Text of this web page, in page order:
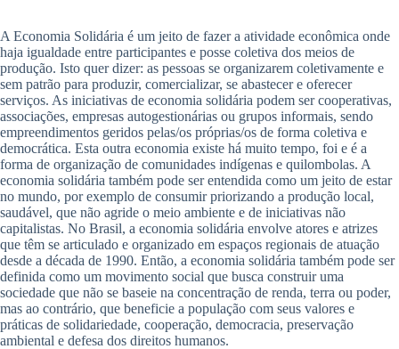
A Economia Solidária é um jeito de fazer a atividade econômica onde
haja igualdade entre participantes e posse coletiva dos meios de
produção. Isto quer dizer: as pessoas se organizarem coletivamente e
sem patrão para produzir, comercializar, se abastecer e oferecer
serviços. As iniciativas de economia solidária podem ser cooperativas,
associações, empresas autogestionárias ou grupos informais, sendo
empreendimentos geridos pelas/os próprias/os de forma coletiva e
democrática. Esta outra economia existe há muito tempo, foi e é a
forma de organização de comunidades indígenas e quilombolas. A
economia solidária também pode ser entendida como um jeito de estar
no mundo, por exemplo de consumir priorizando a produção local,
saudável, que não agride o meio ambiente e de iniciativas não
capitalistas. No Brasil, a economia solidária envolve atores e atrizes
que têm se articulado e organizado em espaços regionais de atuação
desde a década de 1990. Então, a economia solidária também pode ser
definida como um movimento social que busca construir uma
sociedade que não se baseie na concentração de renda, terra ou poder,
mas ao contrário, que beneficie a população com seus valores e
práticas de solidariedade, cooperação, democracia, preservação
ambiental e defesa dos direitos humanos.